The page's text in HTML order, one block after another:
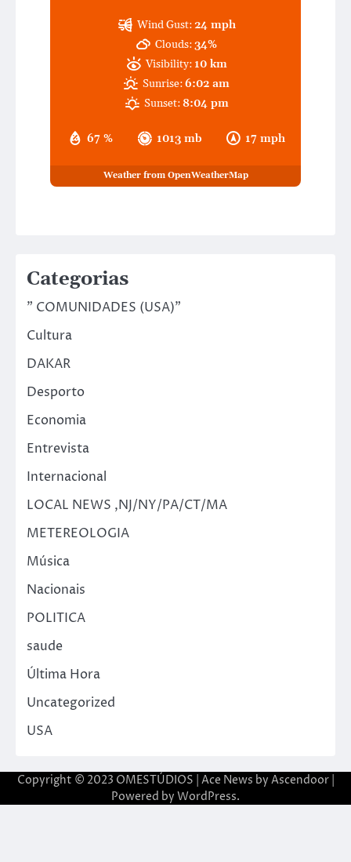
67 % 1013 mb 17 mph
Wind Gust:24 mph
Clouds:34%
Visibility: 10 km
Sunrise:6:02 am
Sunset:8:04 pm
Weather from OpenWeatherMap
Categorias
" COMUNIDADES (USA)"
Cultura
DAKAR
Desporto
Economia
Entrevista
Internacional
LOCAL NEWS ,NJ/NY/PA/CT/MA
METEREOLOGIA
Música
Nacionais
POLITICA
saude
Última Hora
Uncategorized
USA
Copyright © 2023 OMESTÚDIOS | Ace News by Ascendoor|
Powered by WordPress.